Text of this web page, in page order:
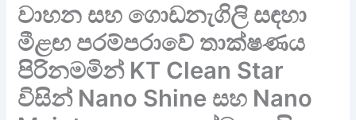
වාහන සහ ගොඩනැගිලි සඳහා
මීළඟ පරම්පරාවේ තාක්ෂණය
පිරිනමමින් KT Clean Star
විසින් Nano Shine සහ Nano